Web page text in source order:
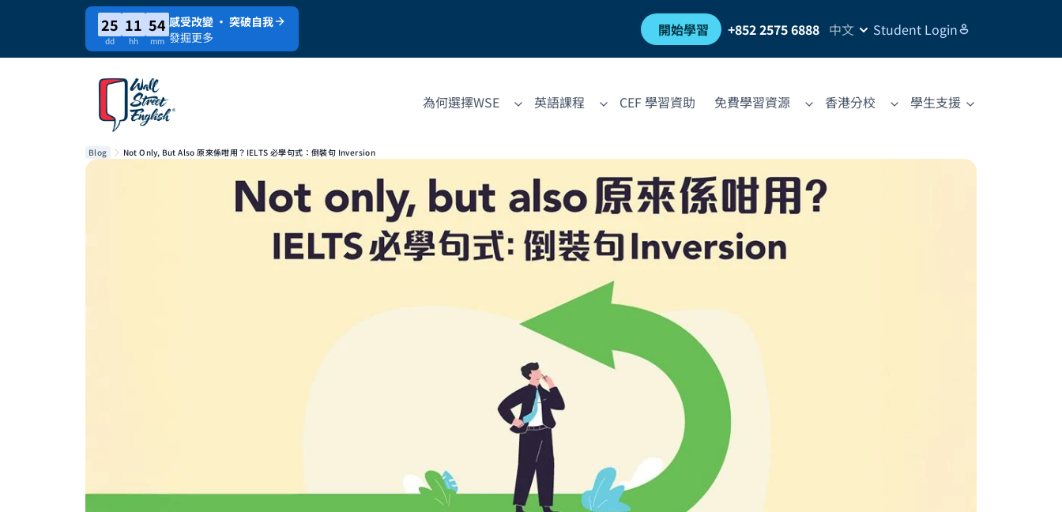
25
dd
11
hh
54
mm
感受改變 · 突破自我
發掘更多
開始學習 +852 2575 6888 中文 Student Login
為何選擇WSE 英語課程 CEF 學習資助 免費學習資源 香港分校 學生支援
Blog Not Only, But Also 原來係咁用？IELTS 必學句式：倒裝句 Inversion